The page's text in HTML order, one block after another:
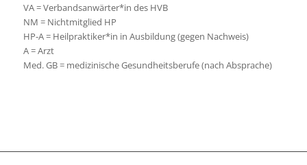
VA = Verbandsanwärter*in des HVB
NM = Nichtmitglied HP
HP-A = Heilpraktiker*in in Ausbildung (gegen Nachweis)
A = Arzt
Med. GB = medizinische Gesundheitsberufe (nach Absprache)